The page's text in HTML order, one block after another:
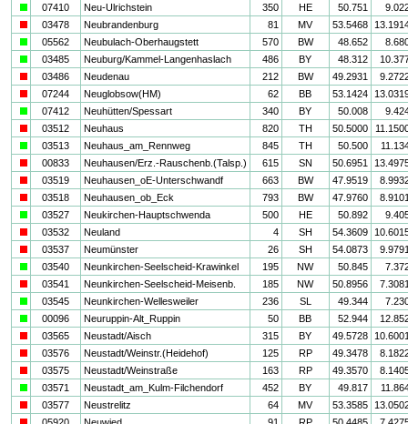
07410 Neu-Ulrichstein 350 HE 50.751
03478 Neubrandenburg 81 MV 53.5468
05562 Neubulach-Oberhaugstett 570 BW 48.652
03485 Neuburg/Kammel-Langenhaslach 486 BY 48.312
03486 Neudenau 212 BW 49.2931
07244 Neuglobsow(HM) 62 BB 53.1424
07412 Neuhütten/Spessart 340 BY 50.008
03512 Neuhaus 820 TH 50.5000
03513 Neuhaus_am_Rennweg 845 TH 50.500
00833 Neuhausen/Erz.-Rauschenb.(Talsp.) 615 SN 50.6951
03519 Neuhausen_oE-Unterschwandf 663 BW 47.9519
03518 Neuhausen_ob_Eck 793 BW 47.9760
03527 Neukirchen-Hauptschwenda 500 HE 50.892
03532 Neuland 4 SH 54.3609
03537 Neumünster 26 SH 54.0873
03540 Neunkirchen-Seelscheid-Krawinkel 195 NW 50.845
03541 Neunkirchen-Seelscheid-Meisenb. 185 NW 50.8956
03545 Neunkirchen-Wellesweiler 236 SL 49.344
00096 Neuruppin-Alt_Ruppin 50 BB 52.944
03565 Neustadt/Aisch 315 BY 49.5728
03576 Neustadt/Weinstr.(Heidehof) 125 RP 49.3478
03575 Neustadt/Weinstraße 163 RP 49.3570
03571 Neustadt_am_Kulm-Filchendorf 452 BY 49.817
03577 Neustrelitz 64 MV 53.3585
05920 Neuwied 91 RP 50.4485